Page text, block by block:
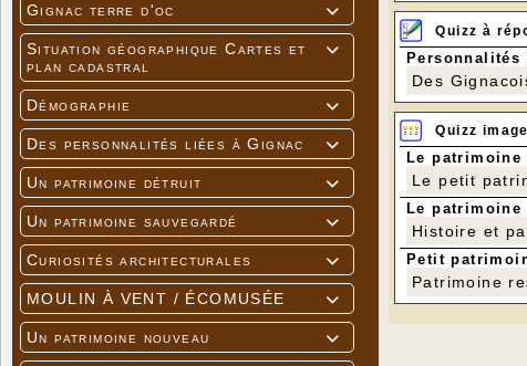

Gignac terre d'oc

Situation géographique Cartes et
plan cadastral

Démographie

Des personnalités liées à Gignac

Un patrimoine détruit

Un patrimoine sauvegardé

Curiosités architecturales

MOULIN À VENT / ÉCOMUSÉE

Un patrimoine nouveau
Quizz à
Des
Quizz
Le patrimoine
Le petit
Le patrimoine
Histoire et
Petit
Patrimoine